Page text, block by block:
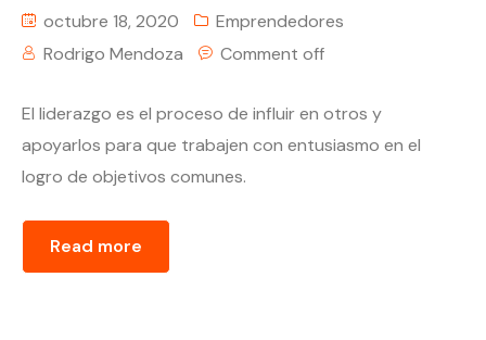
octubre 18, 2020
Emprendedores
Rodrigo Mendoza
Comment off
El liderazgo es el proceso de influir en otros y
apoyarlos para que trabajen con entusiasmo en el
logro de objetivos comunes.
Read more